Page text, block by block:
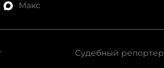
Макс
Судебный репортер